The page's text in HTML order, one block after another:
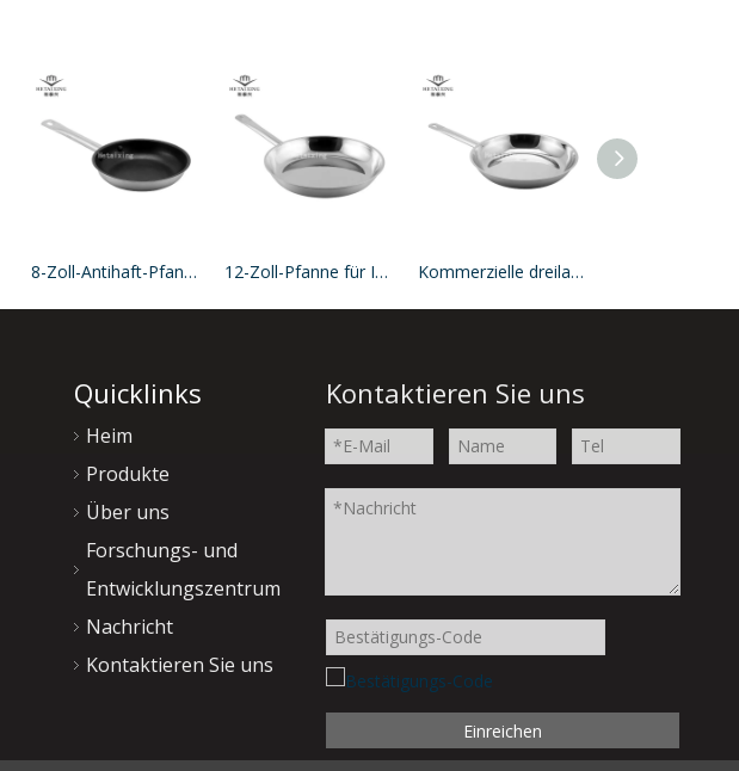
8-Zoll-Antihaft-Pfannenset für Elektrokochfeld 12-Zoll-Pfanne für Induktionsherde, kompatibel Kommerzielle dreilagige Bratpfanne tief, optimal für Induktion
Quicklinks
Heim
Produkte
Über uns
Forschungs- und
Entwicklungszentrum
Nachricht
Kontaktieren Sie uns
Kontaktieren Sie uns
Einreichen